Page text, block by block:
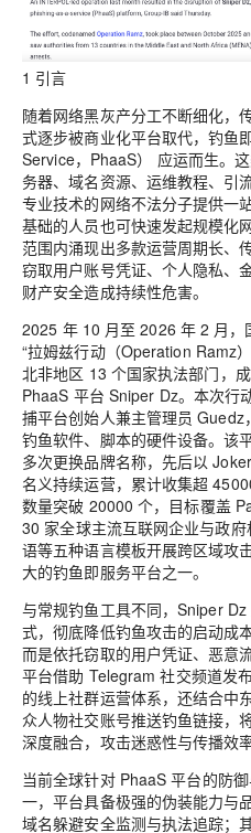
1 引言
随着网络黑灰产分工不断细化，
式逐步被商业化平台取代，钓鱼
Service，PhaaS） 应运而生。
务器、域名资源、运维教程、引
专业技术的网络不法分子提供一
基础的人员也可快速发起规模化
范围内涌现出多款运营周期长、
窃取用户账号凭证、个人隐私、
财产安全造成持续性危害。
2025 年 10 月至 2026 年 2 月，
“拉姆兹行动（Operation Ramz
北非地区 13 个国家执法部门，
PhaaS 平台 Sniper Dz。本次行
捕平台创始人兼主管理员
钓鱼软件、脚本的硬件设备。该
多次更换品牌名称，先后以
名义持续运营，累计收集超
数量突破 20000 个，目标覆盖
30 家全球主流互联网企业与政
语等五种语言模板开展跨区域攻
大的钓鱼即服务平台之一。
与常规钓鱼工具不同，Sniper
式，彻底降低钓鱼攻击的启动成
而是依托窃取的用户凭证、恶意
平台借助 Telegram 社交频道发
的线上社群运营体系，还结合中
众人物社交账号推送钓鱼链接，
深度融合，攻击迷惑性与传播效
当前全球针对 PhaaS 平台的防
一，平台具备极强的伪装能力与
域名躲避安全监测与执法追踪；